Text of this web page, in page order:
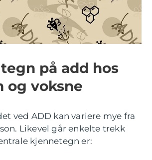
på add hos
og voksne
ved ADD kan variere mye fra
Likevel går enkelte trekk
kjennetegn er: